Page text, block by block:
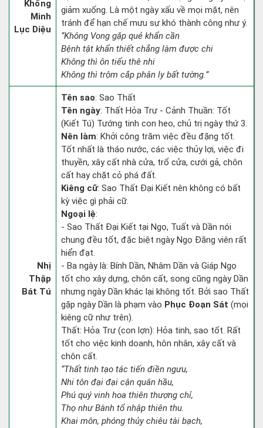
Khổng
Minh
Lục Diệu
giảm xuống. Là một ngày xấu về mọi mặt, nên
tránh để hạn chế mưu sự khó thành công như ý.
“Không Vong gặp quẻ khẩn cần
Bệnh tật khẩn thiết chẳng làm được chi
Không thì ôn tiểu thê nhi
Không thì trộm cắp phân ly bất tường.”
Nhị
Thập
Bát Tú
Tên sao: Sao Thất
Tên ngày: Thất Hỏa Trư - Cảnh Thuần: Tốt
(Kiết Tú) Tướng tinh con heo, chủ trị ngày thứ 3.
Nên làm: Khởi công trăm việc đều đặng tốt.
Tốt nhất là tháo nước, các việc thủy lợi, việc đi
thuyền, xây cất nhà cửa, trổ cửa, cưới gả, chôn
cất hay chặt cỏ phá đất.
Kiêng cữ: Sao Thất Đại Kiết nên không có bất
kỳ việc gì phải cữ.
Ngoại lệ:
- Sao Thất Đại Kiết tại Ngọ, Tuất và Dần nói
chung đều tốt, đặc biệt ngày Ngọ Đăng viên rất
hiển đạt.
- Ba ngày là: Bính Dần, Nhâm Dần và Giáp Ngọ
tốt cho xây dựng, chôn cất, song cũng ngày Dần
nhưng ngày Dần khác lại không tốt. Bởi sao Thất
gặp ngày Dần là phạm vào Phục Đoạn Sát (mọi
kiêng cữ như trên).
Thất: Hỏa Trư (con lợn): Hỏa tinh, sao tốt. Rất
tốt cho việc kinh doanh, hôn nhân, xây cất và
chôn cất.
“Thất tinh tạo tác tiến điền ngưu,
Nhi tôn đại đại cận quân hầu,
Phú quý vinh hoa thiên thượng chỉ,
Thọ như Bành tổ nhập thiên thu.
Khai môn, phóng thủy chiêu tài bạch,